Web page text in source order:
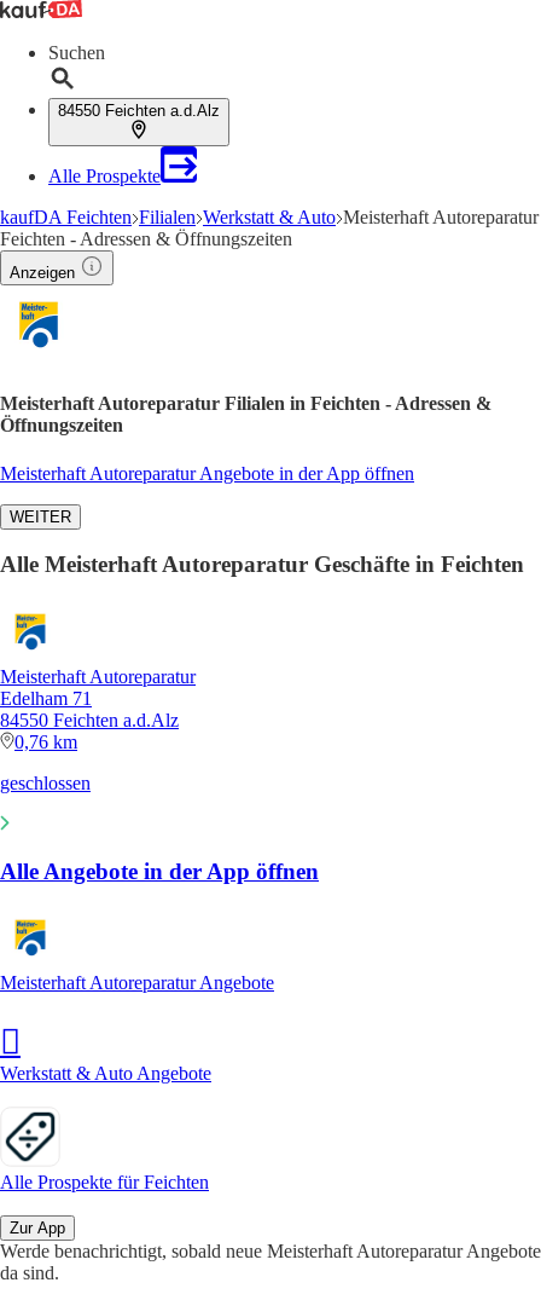
Suchen
84550 Feichten a.d.Alz
Alle Prospekte
kaufDA Feichten Filialen Werkstatt & Auto Meisterhaft Autoreparatur
Feichten - Adressen & Öffnungszeiten
Anzeigen
Meisterhaft Autoreparatur Filialen in Feichten - Adressen &
Öffnungszeiten
Meisterhaft Autoreparatur Angebote in der App öffnen
WEITER
Alle Meisterhaft Autoreparatur Geschäfte in Feichten
Meisterhaft Autoreparatur
Edelham 71
84550 Feichten a.d.Alz
0,76 km
geschlossen
Alle Angebote in der App öffnen
Meisterhaft Autoreparatur Angebote
Werkstatt & Auto Angebote
Alle Prospekte für Feichten
Zur App
Werde benachrichtigt, sobald neue Meisterhaft Autoreparatur Angebote
da sind.